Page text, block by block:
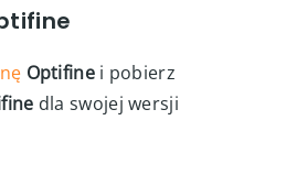
Optifinei pobierz
dla swojej wersji